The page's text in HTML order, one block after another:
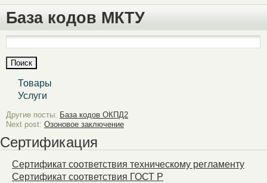
База кодов МКТУ
Товары
Услуги
Другие посты: База кодов ОКПД2
Next post: Озоновое заключение
Сертификация
Сертификат соответствия техническому регламенту
Сертификат соответствия ГОСТ Р